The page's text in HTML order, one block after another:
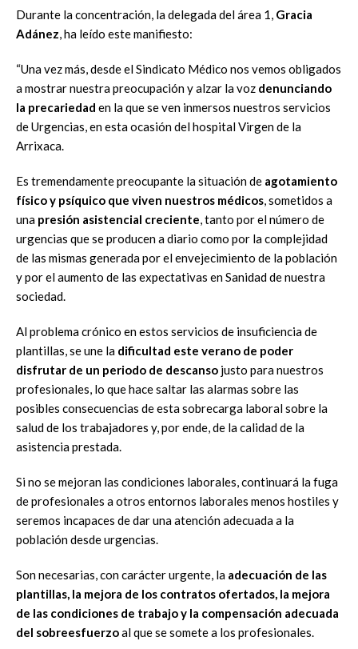
Durante la concentración, la delegada del área 1, Gracia
Adánez, ha leído este manifiesto:
“Una vez más, desde el Sindicato Médico nos vemos obligados
a mostrar nuestra preocupación y alzar la voz denunciando
la precariedad en la que se ven inmersos nuestros servicios
de Urgencias, en esta ocasión del hospital Virgen de la
Arrixaca.
Es tremendamente preocupante la situación de agotamiento
físico y psíquico que viven nuestros médicos, sometidos a
una presión asistencial creciente, tanto por el número de
urgencias que se producen a diario como por la complejidad
de las mismas generada por el envejecimiento de la población
y por el aumento de las expectativas en Sanidad de nuestra
sociedad.
Al problema crónico en estos servicios de insuficiencia de
plantillas, se une la dificultad este verano de poder
disfrutar de un periodo de descanso justo para nuestros
profesionales, lo que hace saltar las alarmas sobre las
posibles consecuencias de esta sobrecarga laboral sobre la
salud de los trabajadores y, por ende, de la calidad de la
asistencia prestada.
Si no se mejoran las condiciones laborales, continuará la fuga
de profesionales a otros entornos laborales menos hostiles y
seremos incapaces de dar una atención adecuada a la
población desde urgencias.
Son necesarias, con carácter urgente, la adecuación de las
plantillas, la mejora de los contratos ofertados, la mejora
de las condiciones de trabajo y la compensación adecuada
del sobreesfuerzoal que se somete a los profesionales.